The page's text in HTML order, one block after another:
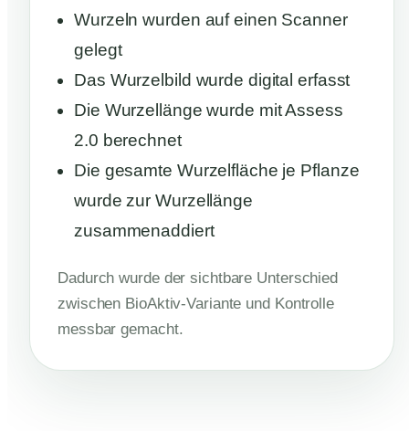
Wurzeln wurden auf einen Scanner
gelegt
Das Wurzelbild wurde digital erfasst
Die Wurzellänge wurde mit Assess
2.0 berechnet
Die gesamte Wurzelfläche je Pflanze
wurde zur Wurzellänge
zusammenaddiert
Dadurch wurde der sichtbare Unterschied
zwischen BioAktiv-Variante und Kontrolle
messbar gemacht.